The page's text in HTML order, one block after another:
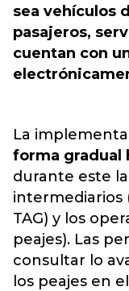
sea vehículos
pasajeros,
cuentan con
La
forma gradual
durante este
intermediarios
TAG) y los
peajes). Las
consultar lo
los peajes en